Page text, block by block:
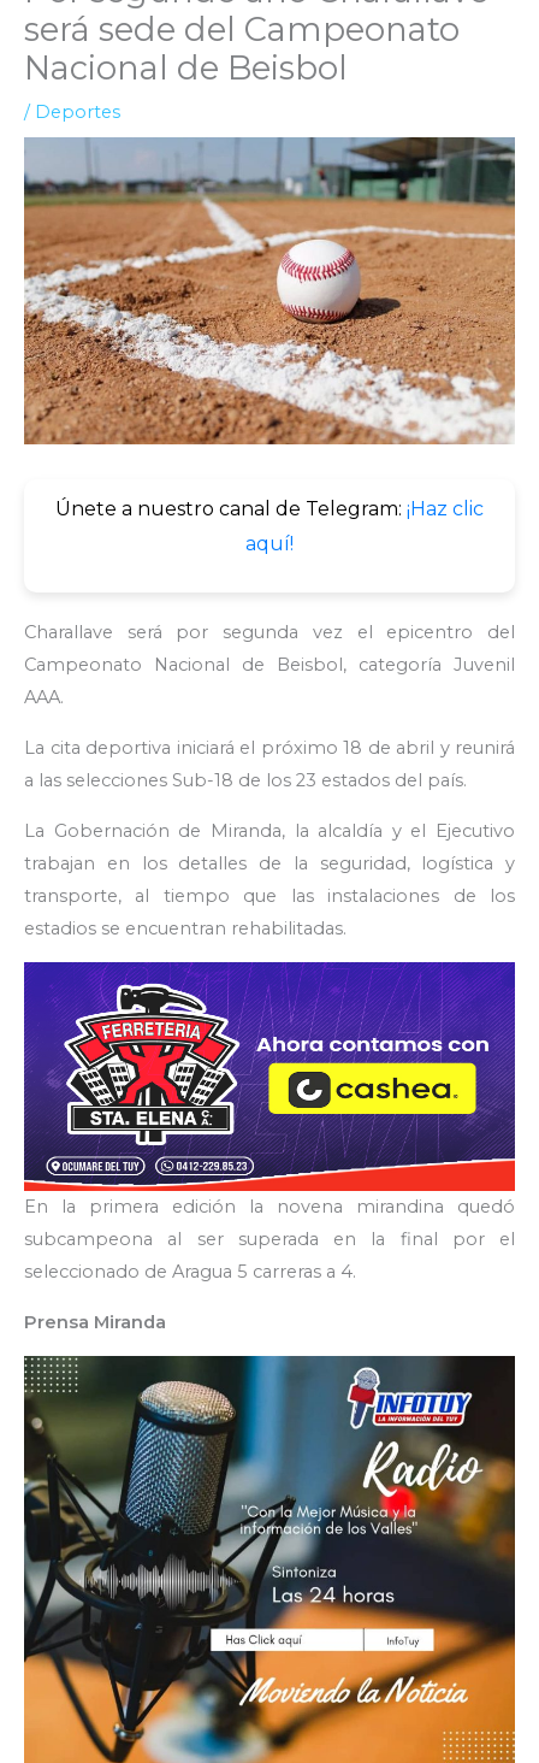
será sede del Campeonato
Nacional de Beisbol
/ Deportes
Únete a nuestro canal de Telegram: ¡Haz clic
aquí!
Charallave será por segunda vez el epicentro del
Campeonato Nacional de Beisbol, categoría Juvenil
AAA.
La cita deportiva iniciará el próximo 18 de abril y reunirá
a las selecciones Sub-18 de los 23 estados del país.
La Gobernación de Miranda, la alcaldía y el Ejecutivo
trabajan en los detalles de la seguridad, logística y
transporte, al tiempo que las instalaciones de los
estadios se encuentran rehabilitadas.
En la primera edición la novena mirandina quedó
subcampeona al ser superada en la final por el
seleccionado de Aragua 5 carreras a 4.
Prensa Miranda